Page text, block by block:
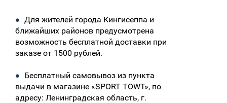
Для жителей города Кингисеппа и
ближайших районов предусмотрена
возможность бесплатной доставки при
заказе от 1500 рублей.
Бесплатный самовывоз из пункта
выдачи в магазине «SPORT TOWT», по
адресу: Ленинградская область, г.